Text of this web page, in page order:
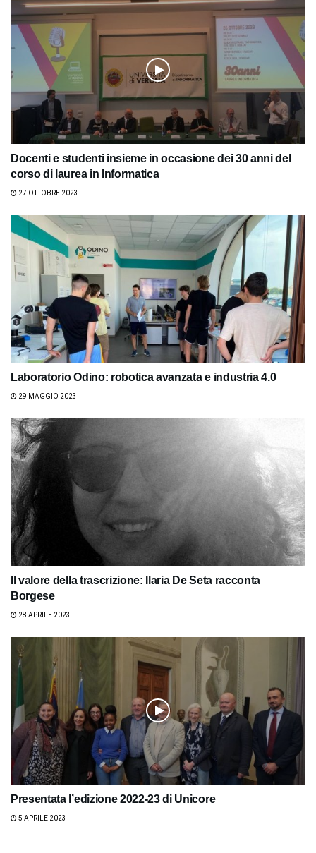
Docenti e studenti insieme in occasione dei 30 anni del
corso di laurea in Informatica
27 OTTOBRE 2023
Laboratorio Odino: robotica avanzata e industria 4.0
29 MAGGIO 2023
Il valore della trascrizione: Ilaria De Seta racconta
Borgese
28 APRILE 2023
Presentata l’edizione 2022-23 di Unicore
5 APRILE 2023